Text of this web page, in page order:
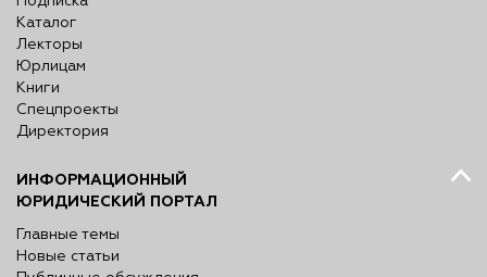
Каталог
Лекторы
Юрлицам
Книги
Спецпроекты
Директория
ИНФОРМАЦИОННЫЙ
ЮРИДИЧЕСКИЙ ПОРТАЛ
Главные темы
Новые статьи